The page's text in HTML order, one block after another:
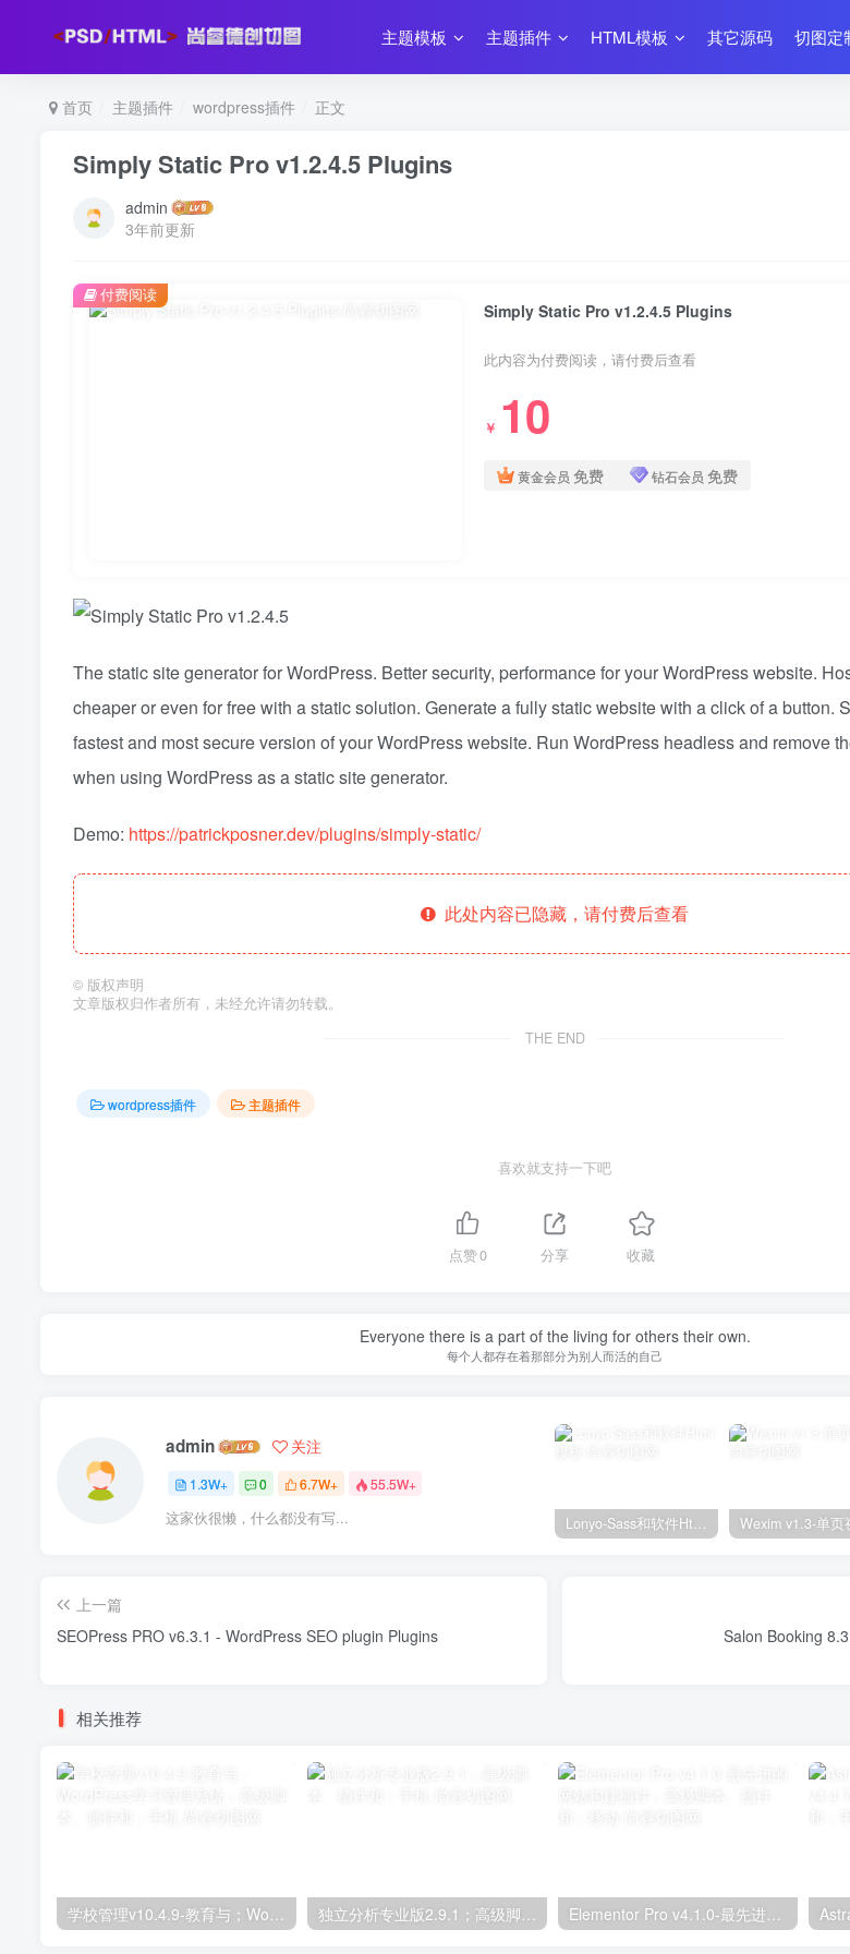
主题模板 主题插件 HTML模板 其它源码 切图定
首页 主题插件 wordpress插件 正文
Simply Static Pro v1.2.4.5 Plugins
admin
3年前更新
Simply Static Pro v1.2.4.5 Plugins
此内容为付费阅读，请付费后查看
￥ 10
黄金会员 免费 钻石会员 免费
付费阅读
The static site generator for WordPress. Better security, performance for your WordPress website.
cheaper or even for free with a static solution. Generate a fully static website with a click of a button.
fastest and most secure version of your WordPress website. Run WordPress headless and remove
when using WordPress as a static site generator.
Demo: https://patrickposner.dev/plugins/simply-static/
此处内容已隐藏，请付费后查看
© 版权声明
文章版权归作者所有，未经允许请勿转载。
THE END
wordpress插件 主题插件
喜欢就支持一下吧
点赞0 分享 收藏
Everyone there is a part of the living for others their own.
每个人都存在着那部分为别人而活的自己
admin 关注
1.3W+ 0 6.7W+ 55.5W+
这家伙很懒，什么都没有写... Lonyo-Sass和软件Html模板 Wexim v1.3-单页
上一篇
SEOPress PRO v6.3.1 - WordPress SEO plugin Plugins
相关推荐
学校管理v10.4.9-教育与；WordPress学习管理系统；高级脚本、插件和；手机 独立分析专业版2.9.1；高级脚本、插件和；手机